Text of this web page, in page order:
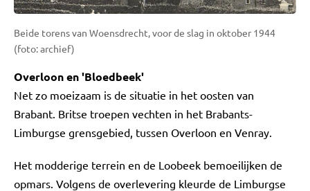
Beide torens van Woensdrecht, voor de slag in oktober 1944
(foto: archief)
Overloon en 'Bloedbeek'
Net zo moeizaam is de situatie in het oosten van
Brabant. Britse troepen vechten in het Brabants-
Limburgse grensgebied, tussen Overloon en Venray.
Het modderige terrein en de Loobeek bemoeilijken de
opmars. Volgens de overlevering kleurde de Limburgse